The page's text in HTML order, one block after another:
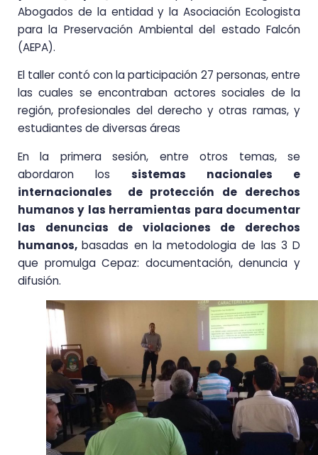
Abogados de la entidad y la Asociación Ecologista
para la Preservación Ambiental del estado Falcón
(AEPA).
El taller contó con la participación 27 personas, entre
las cuales se encontraban actores sociales de la
región, profesionales del derecho y otras ramas, y
estudiantes de diversas áreas
En la primera sesión, entre otros temas, se
abordaron los sistemas nacionales e
internacionales de protección de derechos
humanos y las herramientas para documentar
las denuncias de violaciones de derechos
humanos,basadas en la metodologia de las 3 D
que promulga Cepaz: documentación, denuncia y
difusión.